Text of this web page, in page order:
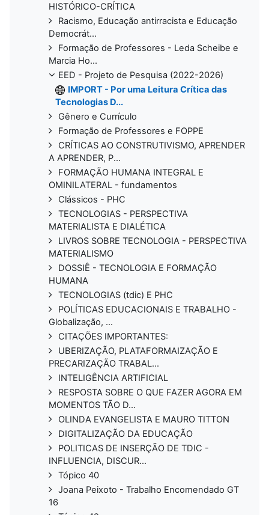
HISTÓRICO-CRÍTICA
Racismo, Educação antirracista e Educação
Democrát...
Formação de Professores - Leda Scheibe e
Marcia Ho...
EED - Projeto de Pesquisa (2022-2026)
IMPORT - Por uma Leitura Crítica das
Tecnologias D...
Gênero e Currículo
Formação de Professores e FOPPE
CRÍTICAS AO CONSTRUTIVISMO, APRENDER
A APRENDER, P...
FORMAÇÃO HUMANA INTEGRAL E
OMINILATERAL - fundamentos
Clássicos - PHC
TECNOLOGIAS - PERSPECTIVA
MATERIALISTA E DIALÉTICA
LIVROS SOBRE TECNOLOGIA - PERSPECTIVA
MATERIALISMO
DOSSIÊ - TECNOLOGIA E FORMAÇÃO
HUMANA
TECNOLOGIAS (tdic) E PHC
POLÍTICAS EDUCACIONAIS E TRABALHO -
Globalização, ...
CITAÇÕES IMPORTANTES:
UBERIZAÇÃO, PLATAFORMAIZAÇÃO E
PRECARIZAÇÃO TRABAL...
INTELIGÊNCIA ARTIFICIAL
RESPOSTA SOBRE O QUE FAZER AGORA EM
MOMENTOS TÃO D...
OLINDA EVANGELISTA E MAURO TITTON
DIGITALIZAÇÃO DA EDUCAÇÃO
POLITICAS DE INSERÇÃO DE TDIC -
INFLUENCIA, DISCUR...
Tópico 40
Joana Peixoto - Trabalho Encomendado GT
16